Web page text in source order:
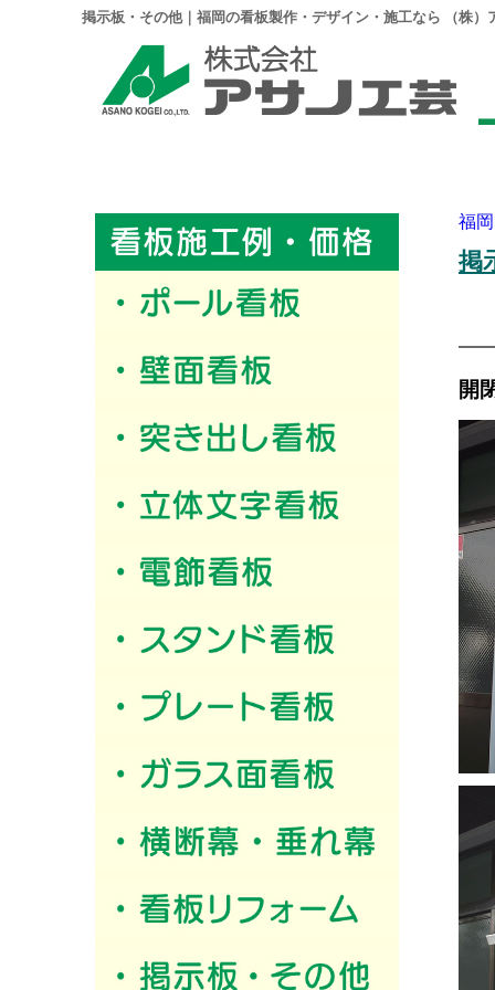
掲示板・その他｜福岡の看板製作・デザイン・施工なら （株）
福
掲
開